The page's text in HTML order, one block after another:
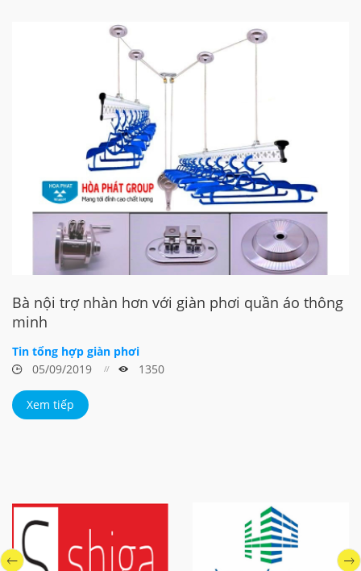
Bà nội trợ nhàn hơn với giàn phơi quần áo thông
minh
Tin tổng hợp giàn phơi
05/09/2019
1350
Xem tiếp